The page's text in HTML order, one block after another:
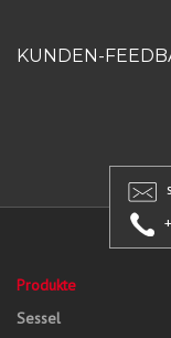
KUNDEN-
Produkte
Sessel